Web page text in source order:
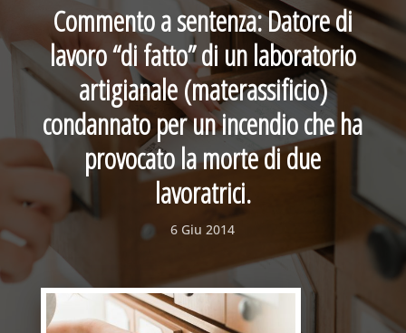
Commento a sentenza: Datore di
lavoro “di fatto” di un laboratorio
artigianale (materassificio)
condannato per un incendio che ha
provocato la morte di due
lavoratrici.
6 Giu 2014